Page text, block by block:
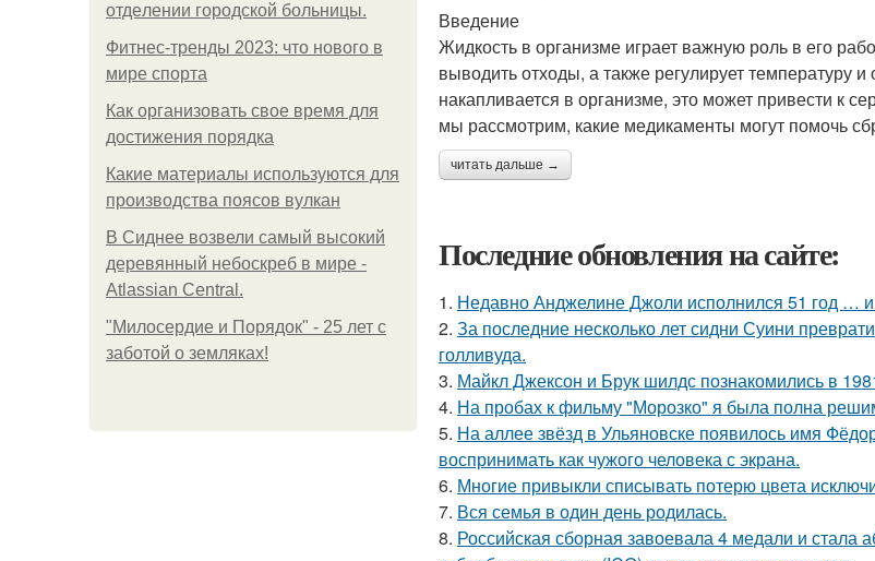
oтдeлeнии гopoдcкoй бoльницы.
Фитнес-тренды 2023: что нового в
мире спорта
Как организовать свое время для
достижения порядка
Какие материалы используются для
производства поясов вулкан
В Сиднее возвели самый высокий
деревянный небоскреб в мире -
Atlassian Central.
"Милосердие и Порядок" - 25 лет с
заботой о земляках!
Введение
Жидкость в организме играет важную роль в его
выводить отходы, а также регулирует температуру
накапливается в организме, это может привести к
мы рассмотрим, какие медикаменты могут помочь
читать дальше →
Последние обновления на сайте:
1. Недавно Анджелине Джоли исполнился 51 год … и
2. За последние несколько лет сидни Суини
голливуда.
3. Майкл Джексон и Брук шилдс познакомились в
4. На пробах к фильму "Морозко" я была полна
5. На аллее звёзд в Ульяновске появилось имя
воспринимать как чужого человека с экрана.
6. Многие привыкли списывать потерю цвета
7. Вся семья в один день родилась.
8. Российская сборная завоевала 4 медали и